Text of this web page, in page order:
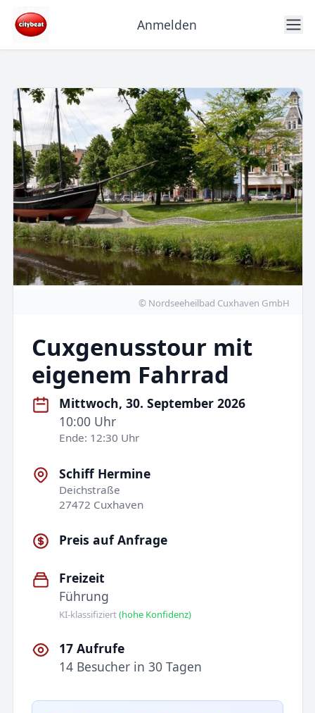
Anmelden
© Nordseeheilbad Cuxhaven GmbH
Cuxgenusstour mit
eigenem Fahrrad
Mittwoch, 30. September 2026
10:00 Uhr
Ende: 12:30 Uhr
Schiff Hermine
Deichstraße
27472 Cuxhaven
Preis auf Anfrage
Freizeit
Führung
KI-klassifiziert(hohe Konfidenz)
17 Aufrufe
14 Besucher in 30 Tagen